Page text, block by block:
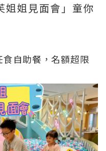
姐姐見面會」童你
食自助餐，名額超限